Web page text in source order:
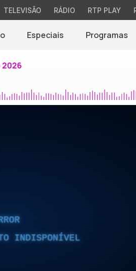
TELEVISÃO RÁDIO RTP PLAY
Especiais Programas
2026
INDISPONÍVEL